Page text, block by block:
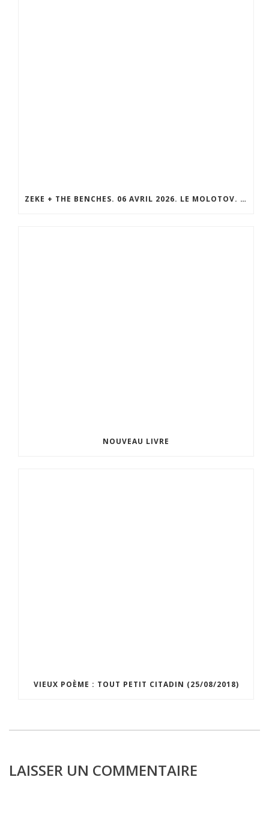
ZEKE + THE BENCHES. 06 AVRIL 2026. LE MOLOTOV. MARSEILLE
NOUVEAU LIVRE
VIEUX POÈME : TOUT PETIT CITADIN (25/08/2018)
LAISSER UN COMMENTAIRE